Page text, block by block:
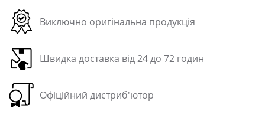
Виключно оригінальна продукція
Швидка доставка від 24 до 72 годин
Офіційний дистриб'ютор